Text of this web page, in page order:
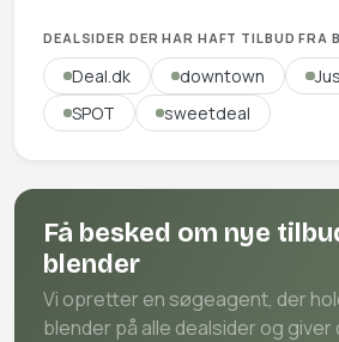
DEALSIDER DER HAR HAFT TILBUD FRA
Deal.dk downtown
SPOT
sweetdeal
Få besked om nye
blender
Vi opretter en søgeagent, der
blender på alle dealsider og giver